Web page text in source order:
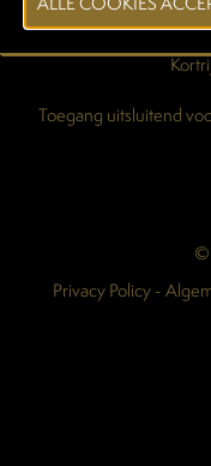
Toegang uitsluitend
©
Privacy Policy-